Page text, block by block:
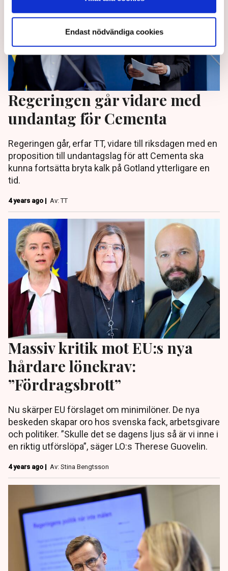
Endast nödvändiga cookies
Regeringen går vidare med
undantag för Cementa
Regeringen går, erfar TT, vidare till riksdagen med en
proposition till undantagslag för att Cementa ska
kunna fortsätta bryta kalk på Gotland ytterligare en
tid.
4 years ago | Av: TT
Massiv kritik mot EU:s nya
hårdare lönekrav:
”Fördragsbrott”
Nu skärper EU förslaget om minimilöner. De nya
beskeden skapar oro hos svenska fack, arbetsgivare
och politiker. ”Skulle det se dagens ljus så är vi inne i
en riktig utförslöpa”, säger LO:s Therese Guovelin.
4 years ago | Av: Stina Bengtsson